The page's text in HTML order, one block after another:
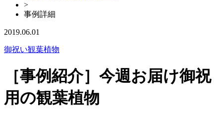
>
事例詳細
2019.06.01
御祝い観葉植物
［事例紹介］今週お届け御祝
用の観葉植物